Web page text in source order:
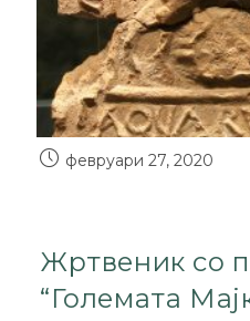
февруари 27, 2020
Жртвеник со
“Големата